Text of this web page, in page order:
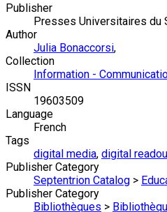
Publisher
Presses Universitaires du
Author
Julia Bonaccorsi,
Collection
Information -
ISSN
19603509
Language
French
Tags
digital media, digital
Publisher Category
Septentrion Catalog >
Publisher Category
Bibliothèques >